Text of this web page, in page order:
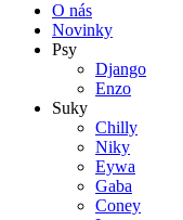
O nás
Novinky
Psy
Django
Enzo
Suky
Chilly
Niky
Eywa
Gaba
Coney